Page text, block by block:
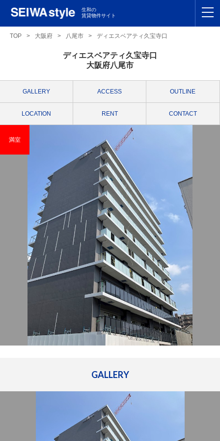
生和の
賃貸物件サイト
TOP
支店一覧
SEIWAの管理
お友達紹介特典
管理建物一覧
企業情報 採用情報
プライバシー
ポリシー
サイトマップ
閉じる
TOP > 大阪府 > 八尾市 > ディエスベアティ久宝寺口
ディエスベアティ久宝寺口
大阪府八尾市
GALLERY ACCESS OUTLINE
LOCATION RENT CONTACT
満室
GALLERY